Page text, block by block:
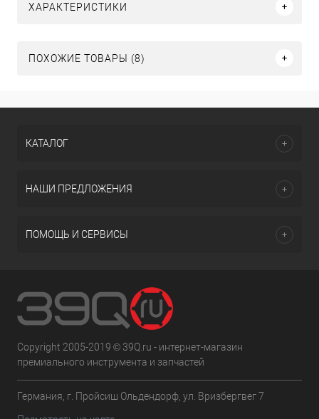
ХАРАКТЕРИСТИКИ
ПОХОЖИЕ ТОВАРЫ (8)
КАТАЛОГ
НАШИ ПРЕДЛОЖЕНИЯ
ПОМОЩЬ И СЕРВИСЫ
Copyright 2005-2019 © 39Q.ru - интернет-магазин
премиального инструмента и запчастей
Германия, г. Пройсиш Ольдендорф, ул. Вризбергвег 7